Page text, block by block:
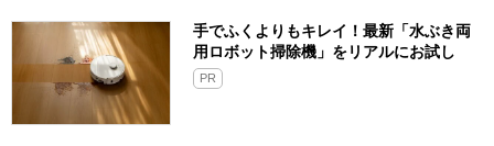
手でふくよりもキレイ！最新「水ぶき両
用ロボット掃除機」をリアルにお試し
PR